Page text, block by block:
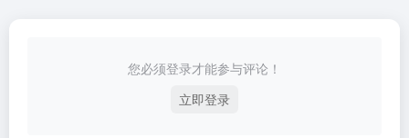
您必须登录才能参与评论！
立即登录